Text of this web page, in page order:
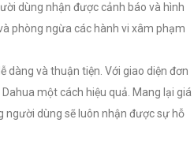
dùng nhận được cảnh báo và hình
phòng ngừa các hành vi xâm phạm
và thuận tiện. Với giao diện đơn
một cách hiệu quả. Mang lại giá
người dùng sẽ luôn nhận được sự hỗ